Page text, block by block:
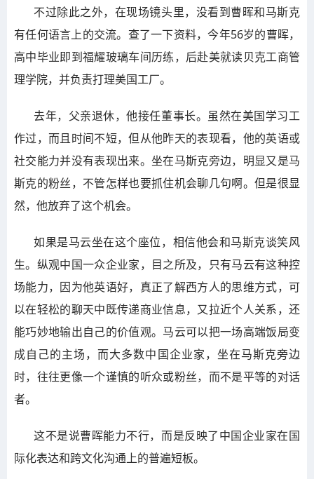
不过除此之外，在现场镜头里，没看到曹晖和马斯克
有任何语言上的交流。查了一下资料，今年56岁的曹晖，
高中毕业即到福耀玻璃车间历练，后赴美就读贝克工商管
理学院，并负责打理美国工厂。
去年，父亲退休，他接任董事长。虽然在美国学习工
作过，而且时间不短，但从他昨天的表现看，他的英语或
社交能力并没有表现出来。坐在马斯克旁边，明显又是马
斯克的粉丝，不管怎样也要抓住机会聊几句啊。但是很显
然，他放弃了这个机会。
如果是马云坐在这个座位，相信他会和马斯克谈笑风
生。纵观中国一众企业家，目之所及，只有马云有这种控
场能力，因为他英语好，真正了解西方人的思维方式，可
以在轻松的聊天中既传递商业信息，又拉近个人关系，还
能巧妙地输出自己的价值观。马云可以把一场高端饭局变
成自己的主场，而大多数中国企业家，坐在马斯克旁边
时，往往更像一个谨慎的听众或粉丝，而不是平等的对话
者。
这不是说曹晖能力不行，而是反映了中国企业家在国
际化表达和跨文化沟通上的普遍短板。